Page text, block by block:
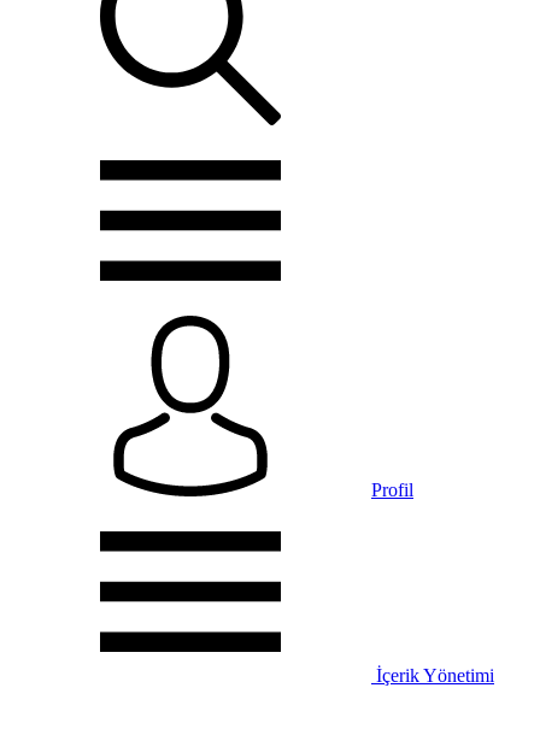
Profil
İçerik Yönetimi